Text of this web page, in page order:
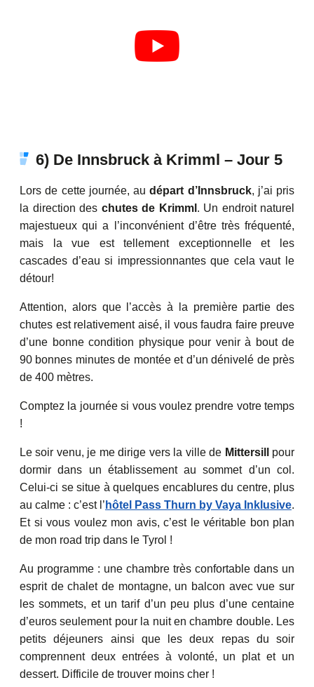
6) De Innsbruck à Krimml – Jour 5
Lors de cette journée, au départ d’Innsbruck, j’ai pris
la direction des chutes de Krimml . Un endroit naturel
majestueux qui a l’inconvénient d’être très fréquenté,
mais la vue est tellement exceptionnelle et les
cascades d’eau si impressionnantes que cela vaut le
détour!
Attention, alors que l’accès à la première partie des
chutes est relativement aisé, il vous faudra faire preuve
d’une bonne condition physique pour venir à bout de
90 bonnes minutes de montée et d’un dénivelé de près
de 400 mètres.
Comptez la journée si vous voulez prendre votre temps
!
Le soir venu, je me dirige vers la ville de Mittersill
pour
dormir dans un établissement au sommet d’un col.
Celui-ci se situe à quelques encablures du centre, plus
au calme : c’est l’ hôtel Pass Thurn by Vaya Inklusive.
Et si vous voulez mon avis, c’est le véritable bon plan
de mon road trip dans le Tyrol !
Au programme : une chambre très confortable dans un
esprit de chalet de montagne, un balcon avec vue sur
les sommets, et un tarif d’un peu plus d’une centaine
d’euros seulement pour la nuit en chambre double. Les
petits déjeuners ainsi que les deux repas du soir
comprennent deux entrées à volonté, un plat et un
dessert. Difficile de trouver moins cher !